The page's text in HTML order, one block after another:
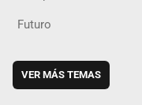
Futuro
VER MÁS TEMAS